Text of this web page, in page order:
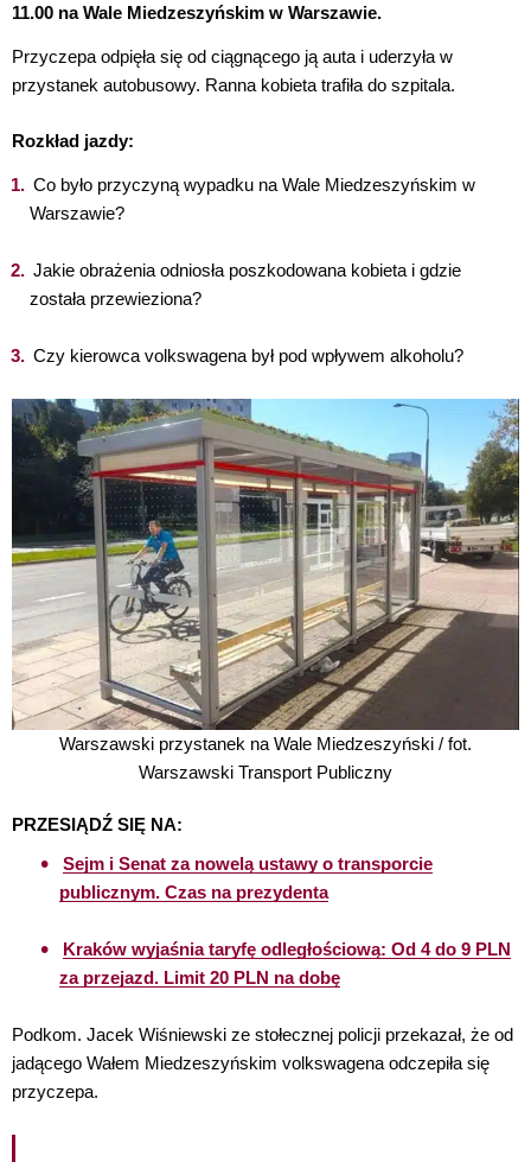
11.00 na Wale Miedzeszyńskim w Warszawie.
Przyczepa odpięła się od ciągnącego ją auta i uderzyła w
przystanek autobusowy. Ranna kobieta trafiła do szpitala.
Rozkład jazdy:
Co było przyczyną wypadku na Wale Miedzeszyńskim w
Warszawie?
Jakie obrażenia odniosła poszkodowana kobieta i gdzie
została przewieziona?
Czy kierowca volkswagena był pod wpływem alkoholu?
Warszawski przystanek na Wale Miedzeszyński / fot.
Warszawski Transport Publiczny
PRZESIĄDŹ SIĘ NA:
Sejm i Senat za nowelą ustawy o transporcie
publicznym. Czas na prezydenta
Kraków wyjaśnia taryfę odległościową: Od 4 do 9 PLN
za przejazd. Limit 20 PLN na dobę
Podkom. Jacek Wiśniewski ze stołecznej policji przekazał, że od
jadącego Wałem Miedzeszyńskim volkswagena odczepiła się
przyczepa.